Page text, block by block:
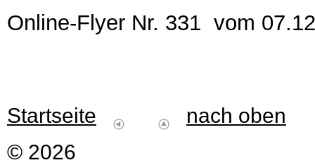
Online-Flyer Nr. 331 vom
Startseite
nach oben
© 2026